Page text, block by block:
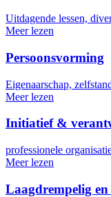
Uitdagende lessen,
Meer lezen
Persoonsvorming
Eigenaarschap,
Meer lezen
Initiatief &
professionele
Meer lezen
Laagdrempelig